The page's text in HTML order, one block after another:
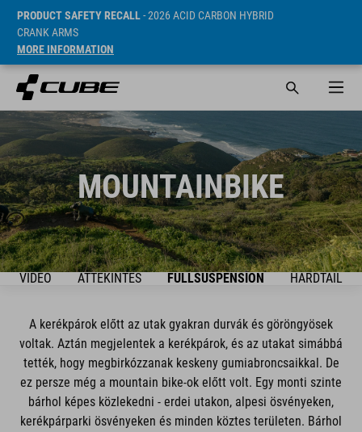
PRODUCT SAFETY RECALL- 2026 ACID CARBON HYBRID
CRANK ARMS
MORE INFORMATION
MOUNTAINBIKE
VIDEO ÁTTEKINTÉS FULLSUSPENSION HARDTAIL
A kerékpárok előtt az utak gyakran durvák és göröngyösek
voltak. Aztán megjelentek a kerékpárok, és az utakat simábbá
tették, hogy megbirkózzanak keskeny gumiabroncsaikkal. De
ez persze még a mountain bike-ok előtt volt. Egy monti szinte
bárhol képes közlekedni - erdei utakon, alpesi ösvényeken,
kerékpárparki ösvényeken és minden köztes területen. Bárhol